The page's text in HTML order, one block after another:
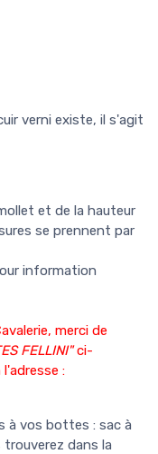
verni existe, il s'agit
et de la hauteur
se prennent par
information
merci de
FELLINI"ci-
:
à vos bottes : sac à
dans la